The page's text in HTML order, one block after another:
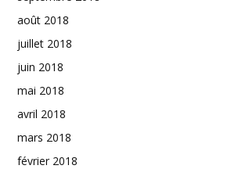
août 2018
juillet 2018
juin 2018
mai 2018
avril 2018
mars 2018
février 2018